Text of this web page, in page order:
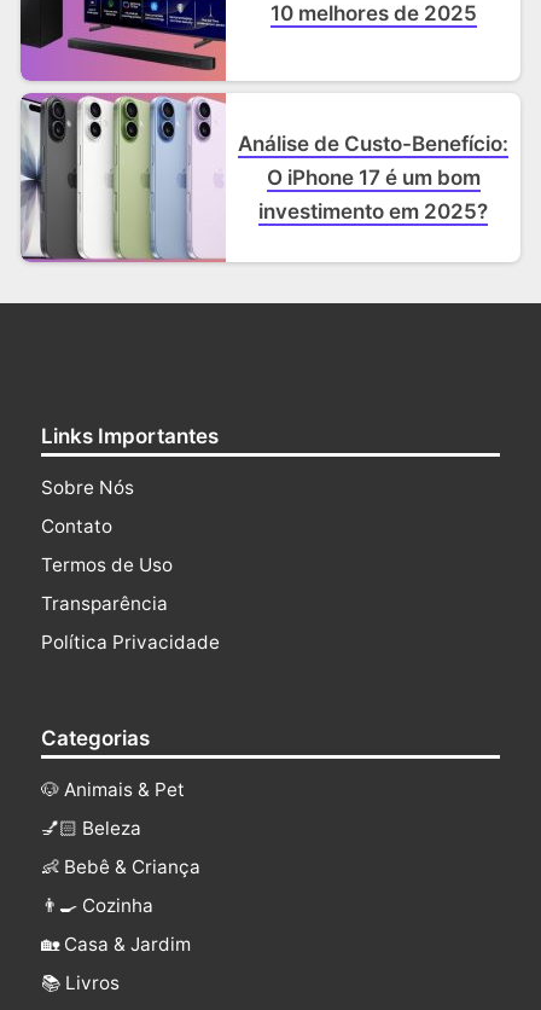
10 melhores de 2025
Análise de Custo-Benefício:
O iPhone 17 é um bom
investimento em 2025?
Links Importantes
Sobre Nós
Contato
Termos de Uso
Transparência
Política Privacidade
Categorias
🐶 Animais & Pet
💅🏻 Beleza
👶 Bebê & Criança
👨‍🍳 Cozinha
🏡 Casa & Jardim
📚 Livros